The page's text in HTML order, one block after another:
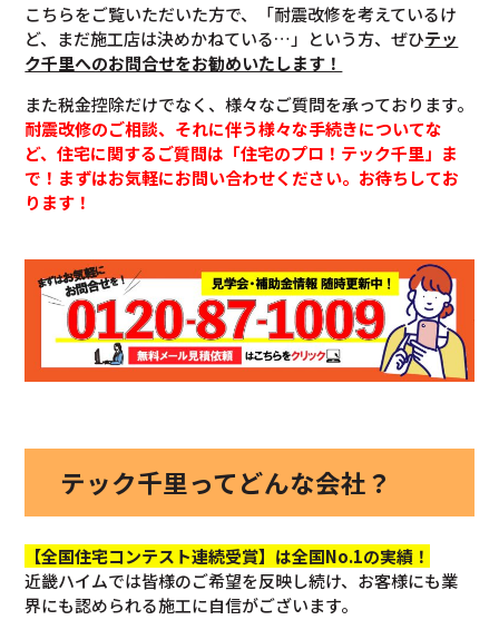
こちらをご覧いただいた方で、「耐震改修を考えているけ
ど、まだ施工店は決めかねている…」という方、ぜひテッ
ク千里へのお問合せをお勧めいたします！
また税金控除だけでなく、様々なご質問を承っております。
耐震改修のご相談、それに伴う様々な手続きについてな
ど、住宅に関するご質問は「住宅のプロ！テック千里」ま
で！まずはお気軽にお問い合わせください。お待ちしてお
ります！
テック千里ってどんな会社？
【全国住宅コンテスト連続受賞】は全国No.1の実績！
近畿ハイムでは皆様のご希望を反映し続け、お客様にも業
界にも認められる施工に自信がございます。